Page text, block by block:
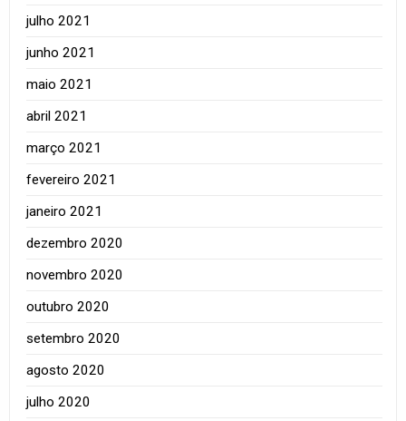
julho 2021
junho 2021
maio 2021
abril 2021
março 2021
fevereiro 2021
janeiro 2021
dezembro 2020
novembro 2020
outubro 2020
setembro 2020
agosto 2020
julho 2020